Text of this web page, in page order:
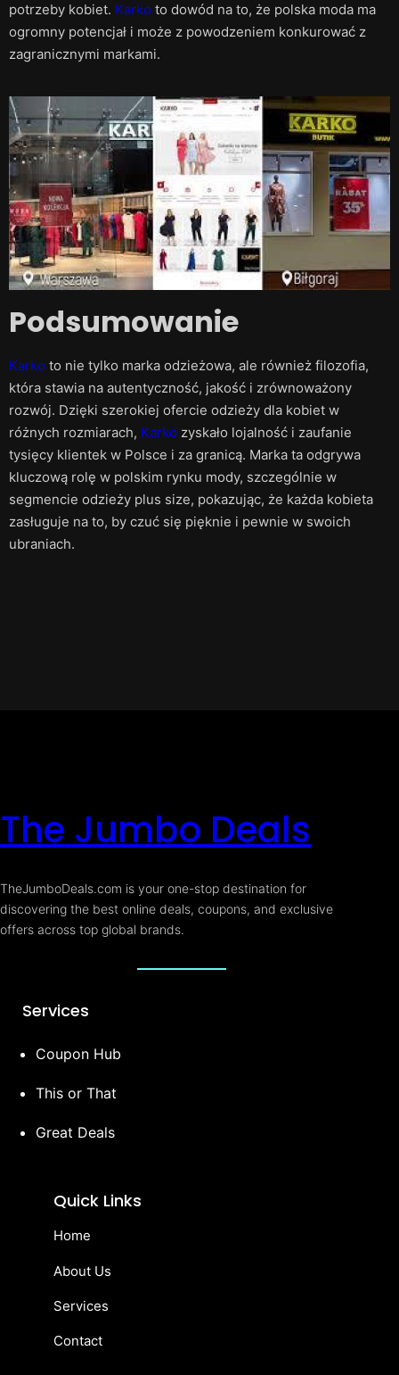
potrzeby kobiet. Karko to dowód na to, że polska moda ma
ogromny potencjał i może z powodzeniem konkurować z
zagranicznymi markami.
Podsumowanie
Karko to nie tylko marka odzieżowa, ale również filozofia,
która stawia na autentyczność, jakość i zrównoważony
rozwój. Dzięki szerokiej ofercie odzieży dla kobiet w
różnych rozmiarach, Karko zyskało lojalność i zaufanie
tysięcy klientek w Polsce i za granicą. Marka ta odgrywa
kluczową rolę w polskim rynku mody, szczególnie w
segmencie odzieży plus size, pokazując, że każda kobieta
zasługuje na to, by czuć się pięknie i pewnie w swoich
ubraniach.
The Jumbo Deals
TheJumboDeals.com is your one-stop destination for
discovering the best online deals, coupons, and exclusive
offers across top global brands.
Services
Coupon Hub
This or That
Great Deals
Quick Links
Home
About Us
Services
Contact